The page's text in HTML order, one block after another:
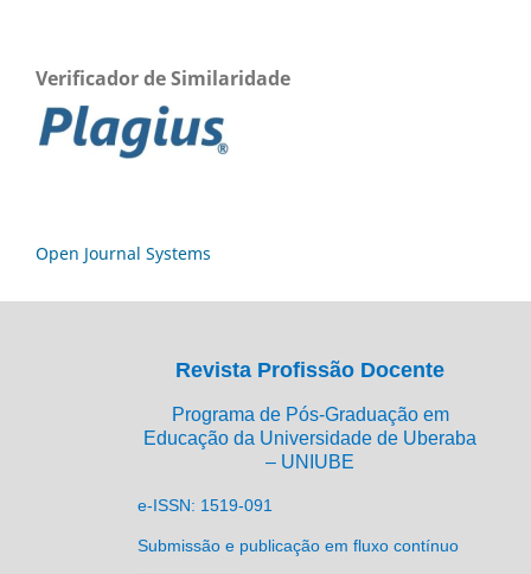
Verificador de Similaridade
Open Journal Systems
Revista Profissão Docente
Programa de Pós-Graduação em
Educação da Universidade de Uberaba
– UNIUBE
e-ISSN: 1519-091
Submissão e publicação em fluxo contínuo